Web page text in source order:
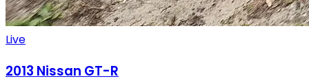
Live
2013 Nissan GT-R